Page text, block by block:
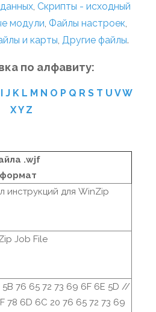
, Скрипты - исходный
модули, Файлы настроек,
и карты, Другие файлы.
по алфавиту:
I J K L M N O P Q R S T U VW
XY Z
.wjf
инструкций для WinZip
Job File
5B 76 65 72 73 69 6F 6E 5D //
78 6D 6C 20 76 65 72 73 69